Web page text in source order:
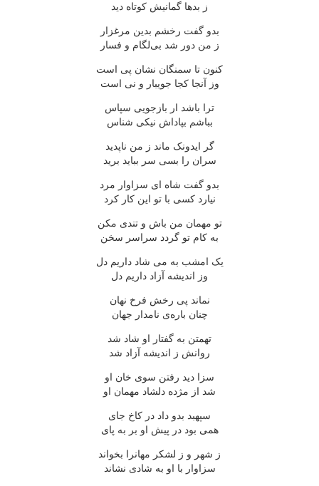
ز بدها گمانیش کوتاه دید
بدو گفت رخشم بدین مرغزار
ز من دور شد بی‌لگام و فسار
کنون تا سمنگان نشان پی است
وز آنجا کجا جویبار و نی است
ترا باشد ار بازجویی سپاس
بباشم بپاداش نیکی شناس
گر ایدونک ماند ز من ناپدید
سران را بسی سر بباید برید
بدو گفت شاه ای سزاوار مرد
نیارد کسی با تو این کار کرد
تو مهمان من باش و تندی مکن
به کام تو گردد سراسر سخن
یک امشب به می شاد داریم دل
وز اندیشه آزاد داریم دل
نماند پی رخش فرخ نهان
چنان باره‌ی نامدار جهان
تهمتن به گفتار او شاد شد
روانش ز اندیشه آزاد شد
سزا دید رفتن سوی خان او
شد از مژده دلشاد مهمان او
سپهبد بدو داد در کاخ جای
همی بود در پیش او بر به پای
ز شهر و ز لشکر مهانرا بخواند
سزاوار با او به شادی نشاند